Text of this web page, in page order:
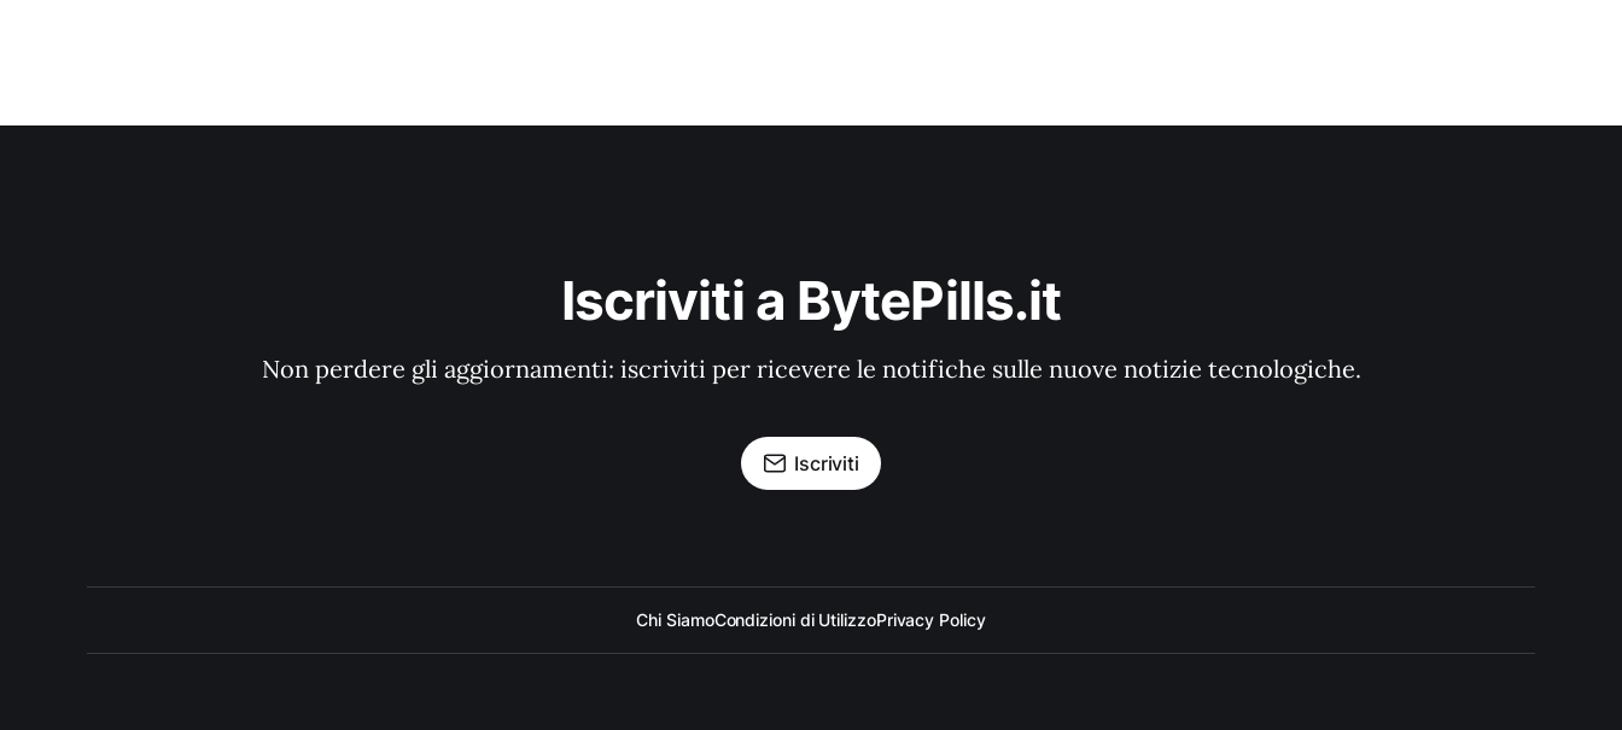
Iscriviti a BytePills.it
Non perdere gli aggiornamenti: iscriviti per ricevere le notifiche sulle nuove notizie tecnologiche.
Iscriviti
Chi SiamoCondizioni di UtilizzoPrivacy Policy